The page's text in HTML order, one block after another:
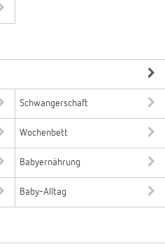
Schwangerschaft
Wochenbett
Babyernährung
Baby-Alltag